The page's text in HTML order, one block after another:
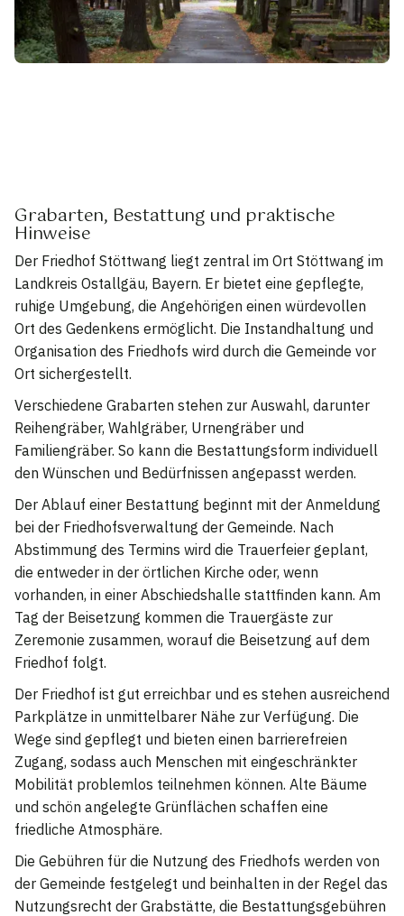
Grabarten, Bestattung und praktische
Hinweise
Der Friedhof Stöttwang liegt zentral im Ort Stöttwang im
Landkreis Ostallgäu, Bayern. Er bietet eine gepflegte,
ruhige Umgebung, die Angehörigen einen würdevollen
Ort des Gedenkens ermöglicht. Die Instandhaltung und
Organisation des Friedhofs wird durch die Gemeinde vor
Ort sichergestellt.
Verschiedene Grabarten stehen zur Auswahl, darunter
Reihengräber, Wahlgräber, Urnengräber und
Familiengräber. So kann die Bestattungsform individuell
den Wünschen und Bedürfnissen angepasst werden.
Der Ablauf einer Bestattung beginnt mit der Anmeldung
bei der Friedhofsverwaltung der Gemeinde. Nach
Abstimmung des Termins wird die Trauerfeier geplant,
die entweder in der örtlichen Kirche oder, wenn
vorhanden, in einer Abschiedshalle stattfinden kann. Am
Tag der Beisetzung kommen die Trauergäste zur
Zeremonie zusammen, worauf die Beisetzung auf dem
Friedhof folgt.
Der Friedhof ist gut erreichbar und es stehen ausreichend
Parkplätze in unmittelbarer Nähe zur Verfügung. Die
Wege sind gepflegt und bieten einen barrierefreien
Zugang, sodass auch Menschen mit eingeschränkter
Mobilität problemlos teilnehmen können. Alte Bäume
und schön angelegte Grünflächen schaffen eine
friedliche Atmosphäre.
Die Gebühren für die Nutzung des Friedhofs werden von
der Gemeinde festgelegt und beinhalten in der Regel das
Nutzungsrecht der Grabstätte, die Bestattungsgebühren